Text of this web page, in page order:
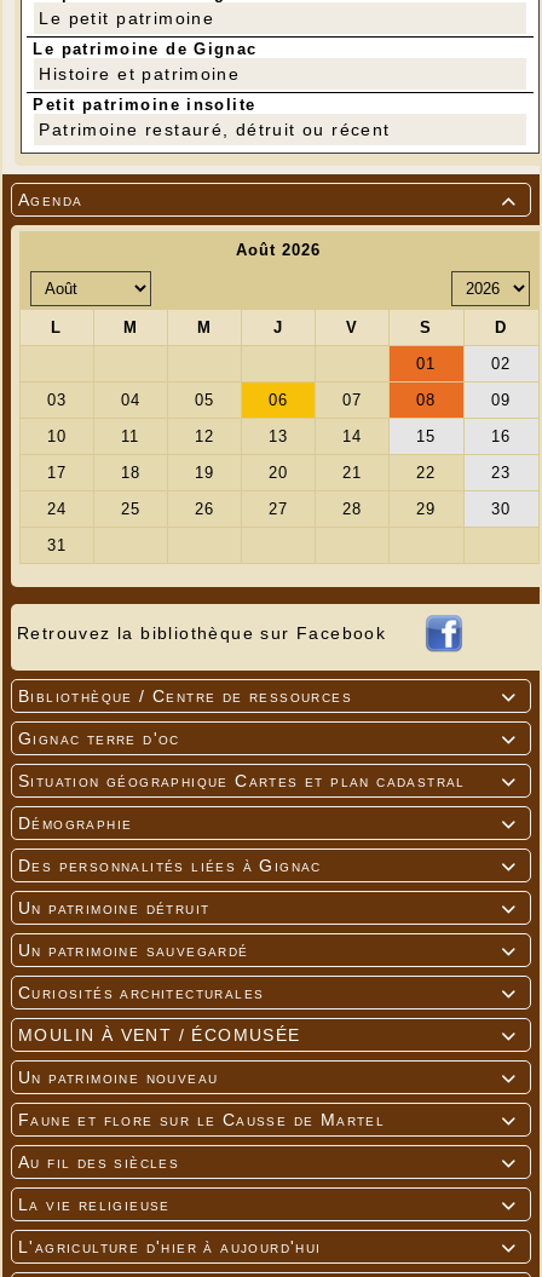

Agenda
Retrouvez la bibliothèque sur Facebook

Bibliothèque / Centre de ressources

Gignac terre d'oc

Situation géographique Cartes et plan cadastral

Démographie

Des personnalités liées à Gignac

Un patrimoine détruit

Un patrimoine sauvegardé

Curiosités architecturales

MOULIN À VENT / ÉCOMUSÉE

Un patrimoine nouveau

Faune et flore sur le Causse de Martel

Au fil des siècles

La vie religieuse

L'agriculture d'hier à aujourd'hui
Le petit patrimoine
Le patrimoine de Gignac
Histoire et patrimoine
Petit patrimoine insolite
Patrimoine restauré, détruit ou récent